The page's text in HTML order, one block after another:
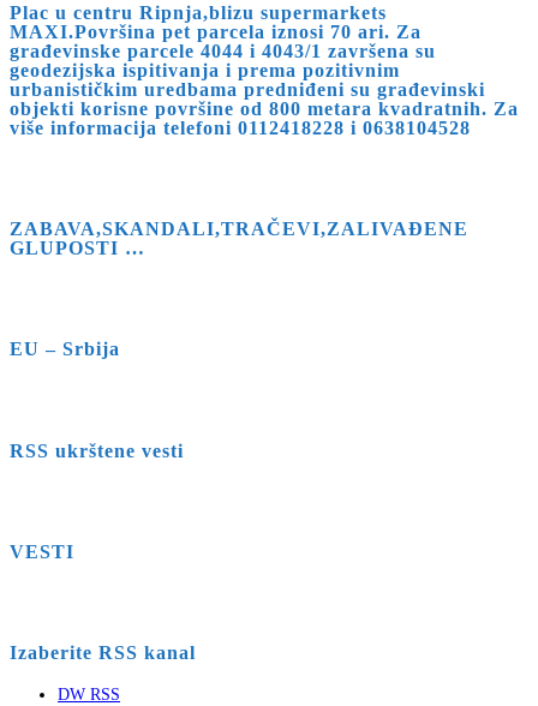
Plac u centru Ripnja,blizu supermarkets
MAXI.Površina pet parcela iznosi 70 ari. Za
građevinske parcele 4044 i 4043/1 završena su
geodezijska ispitivanja i prema pozitivnim
urbanističkim uredbama predniđeni su građevinski
objekti korisne površine od 800 metara kvadratnih. Za
više informacija telefoni 0112418228 i 0638104528
ZABAVA,SKANDALI,TRAČEVI,ZALIVAĐENE
GLUPOSTI …
EU – Srbija
RSS ukrštene vesti
VESTI
Izaberite RSS kanal
DW RSS